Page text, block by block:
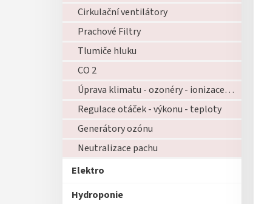
Cirkulační ventilátory
Prachové Filtry
Tlumiče hluku
CO 2
Úprava klimatu - ozonéry - ionizace - zvlhčovače - atd...
Regulace otáček - výkonu - teploty
Generátory ozónu
Neutralizace pachu
Elektro
Hydroponie